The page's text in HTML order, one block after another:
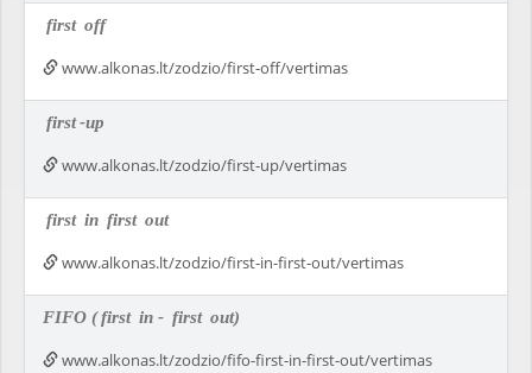
first off
www.alkonas.lt/zodzio/first-off/vertimas
first-up
www.alkonas.lt/zodzio/first-up/vertimas
first in first out
www.alkonas.lt/zodzio/first-in-first-out/vertimas
FIFO (first in - first out)
www.alkonas.lt/zodzio/fifo-first-in-first-out/vertimas